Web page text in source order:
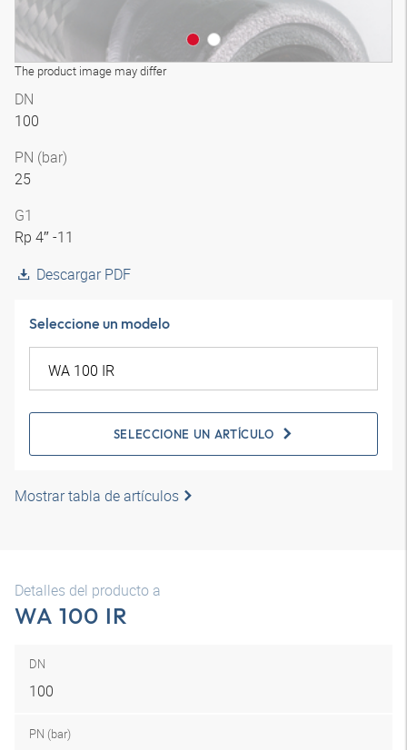
The product image may differ
DN
100
PN (bar)
25
G1
Rp 4″ -11
Descargar PDF
Seleccione un modelo
SELECCIONE UN ARTÍCULO
Mostrar tabla de artículos
Detalles del producto a
WA 100 IR
DN
100
PN (bar)